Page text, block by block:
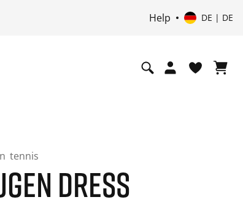
Help DE | DE
tennis
DRESS